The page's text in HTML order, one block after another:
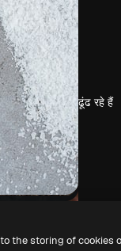
ब्लॉग
घटनाक्रम
Slidesgo
सामग्री बेचें
प्रेस कक्ष
magnific.ai ढूंढ रहे हैं
the storing of cookies